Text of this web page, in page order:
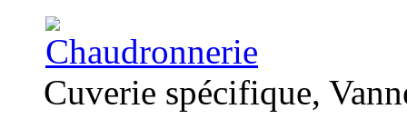
Cuverie spécifique,